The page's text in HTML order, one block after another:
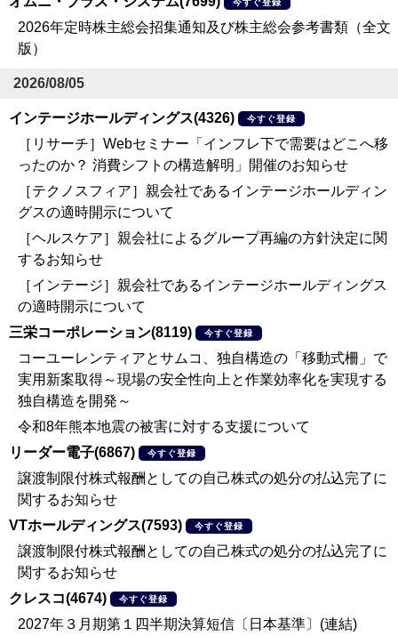
今すぐ登録
2026年定時株主総会招集通知及び株主総会参考書類（全文
版）
2026/08/05
インテージホールディングス(4326) 今すぐ登録
［リサーチ］Webセミナー「インフレ下で需要はどこへ移
ったのか？ 消費シフトの構造解明」開催のお知らせ
［テクノスフィア］親会社であるインテージホールディン
グスの適時開示について
［ヘルスケア］親会社によるグループ再編の方針決定に関
するお知らせ
［インテージ］親会社であるインテージホールディングス
の適時開示について
三栄コーポレーション(8119)
今すぐ登録
コーユーレンティアとサムコ、独自構造の「移動式柵」で
実用新案取得～現場の安全性向上と作業効率化を実現する
独自構造を開発～
令和8年熊本地震の被害に対する支援について
リーダー電子(6867)
今すぐ登録
譲渡制限付株式報酬としての自己株式の処分の払込完了に
関するお知らせ
VTホールディングス(7593)
今すぐ登録
譲渡制限付株式報酬としての自己株式の処分の払込完了に
関するお知らせ
クレスコ(4674)
今すぐ登録
2027年３月期第１四半期決算短信〔日本基準〕(連結)